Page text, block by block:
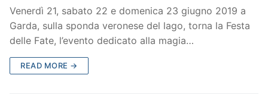
Venerdì 21, sabato 22 e domenica 23 giugno 2019 a
Garda, sulla sponda veronese del lago, torna la Festa
delle Fate, l’evento dedicato alla magia…
READ MORE →